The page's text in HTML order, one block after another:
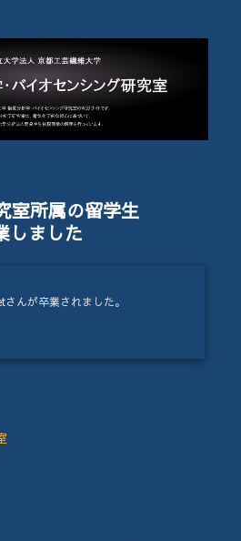
室所属の留学生
しました
んが卒業されました。